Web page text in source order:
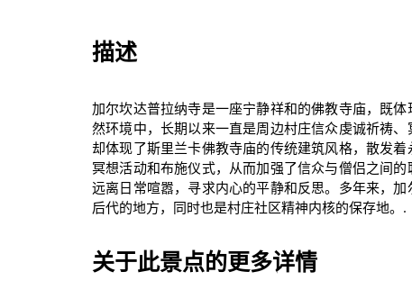
描述
加尔坎达普拉纳寺是一座宁静祥和的佛教寺庙，既
然环境中，长期以来一直是周边村庄信众虔诚祈祷
却体现了斯里兰卡佛教寺庙的传统建筑风格，散发
冥想活动和布施仪式，从而加强了信众与僧侣之间
远离日常喧嚣，寻求内心的平静和反思。多年来，
后代的地方，同时也是村庄社区精神内核的保存地。.
关于此景点的更多详情